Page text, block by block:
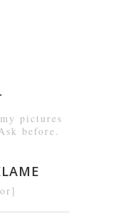
pictures
before.